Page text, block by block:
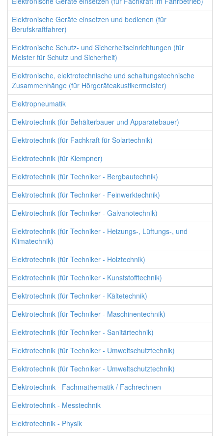
Elektronische Geräte einsetzen und bedienen (für
Berufskraftfahrer)
Elektronische Schutz- und Sicherheitseinrichtungen (für
Meister für Schutz und Sicherheit)
Elektronische, elektrotechnische und schaltungstechnische
Zusammenhänge (für Hörgeräteakustikermeister)
Elektropneumatik
Elektrotechnik (für Behälterbauer und Apparatebauer)
Elektrotechnik (für Fachkraft für Solartechnik)
Elektrotechnik (für Klempner)
Elektrotechnik (für Techniker - Bergbautechnik)
Elektrotechnik (für Techniker - Feinwerktechnik)
Elektrotechnik (für Techniker - Galvanotechnik)
Elektrotechnik (für Techniker - Heizungs-, Lüftungs-, und
Klimatechnik)
Elektrotechnik (für Techniker - Holztechnik)
Elektrotechnik (für Techniker - Kunststofftechnik)
Elektrotechnik (für Techniker - Kältetechnik)
Elektrotechnik (für Techniker - Maschinentechnik)
Elektrotechnik (für Techniker - Sanitärtechnik)
Elektrotechnik (für Techniker - Umweltschutztechnik)
Elektrotechnik (für Techniker - Umweltschutztechnik)
Elektrotechnik - Fachmathematik / Fachrechnen
Elektrotechnik - Messtechnik
Elektrotechnik - Physik